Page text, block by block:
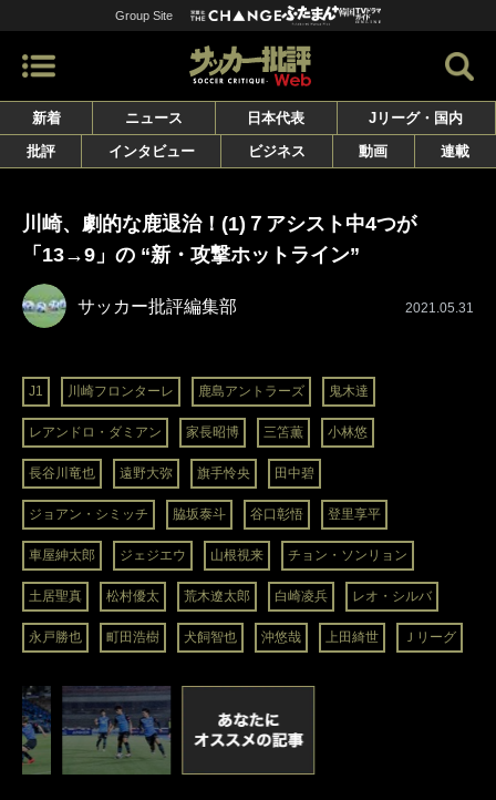
Group Site
新着 ニュース 日本代表
Jリーグ・国内
批評
インタビュー ビジネス 動画 連載
川崎、劇的な鹿退治！(1)７アシスト中4つが
「13→9」の “新・攻撃ホットライン”
サッカー批評編集部 2021.05.31
J1 川崎フロンターレ 鹿島アントラーズ 鬼木達
レアンドロ・ダミアン 家長昭博 三笘薫 小林悠
長谷川竜也 遠野大弥 旗手怜央 田中碧
ジョアン・シミッチ 脇坂泰斗 谷口彰悟 登里享平
車屋紳太郎 ジェジエウ 山根視来 チョン・ソンリョン
土居聖真 松村優太 荒木遼太郎 白崎凌兵 レオ・シルバ
永戸勝也 町田浩樹 犬飼智也 沖悠哉 上田綺世 Ｊリーグ